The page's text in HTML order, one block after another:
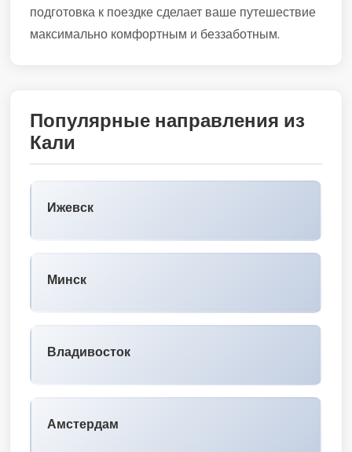
подготовка к поездке сделает ваше путешествие
максимально комфортным и беззаботным.
Популярные направления из
Кали
Ижевск
Минск
Владивосток
Амстердам